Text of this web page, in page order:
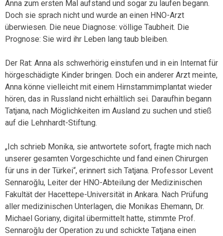
Anna zum ersten Mal aufstand und sogar zu laufen begann.
Doch sie sprach nicht und wurde an einen HNO-Arzt
überwiesen. Die neue Diagnose: völlige Taubheit. Die
Prognose: Sie wird ihr Leben lang taub bleiben.
Der Rat: Anna als schwerhörig einstufen und in ein Internat für
hörgeschädigte Kinder bringen. Doch ein anderer Arzt meinte,
Anna könne vielleicht mit einem Hirnstammimplantat wieder
hören, das in Russland nicht erhältlich sei. Daraufhin begann
Tatjana, nach Möglichkeiten im Ausland zu suchen und stieß
auf die Lehnhardt-Stiftung.
„Ich schrieb Monika, sie antwortete sofort, fragte mich nach
unserer gesamten Vorgeschichte und fand einen Chirurgen
für uns in der Türkei“, erinnert sich Tatjana. Professor Levent
Sennaroğlu, Leiter der HNO-Abteilung der Medizinischen
Fakultät der Hacettepe-Universität in Ankara. Nach Prüfung
aller medizinischen Unterlagen, die Monikas Ehemann, Dr.
Michael Goriany, digital übermittelt hatte, stimmte Prof.
Sennaroğlu der Operation zu und schickte Tatjana einen